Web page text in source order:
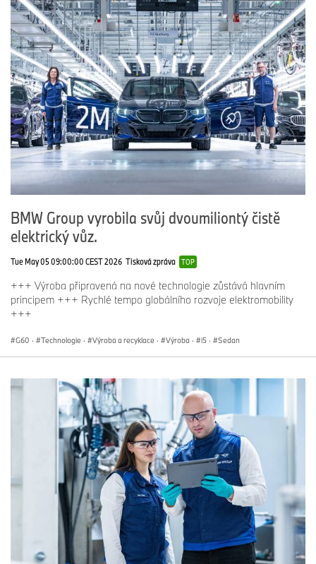
BMW Group vyrobila svůj dvoumiliontý čistě
elektrický vůz.
Tue May 05 09:00:00 CEST 2026 Tisková zpráva TOP
+++ Výroba připravená na nové technologie zůstává hlavním
principem +++ Rychlé tempo globálního rozvoje elektromobility
+++
G60 · Technologie · Výroba a recyklace · Výroba · i5 · Sedan